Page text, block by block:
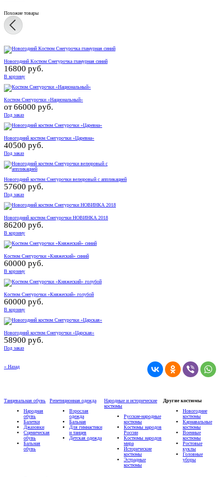
Похожие товары
Новогодний Костюм Снегурочка гламурная синий
16800 руб.
В корзину
Костюм Снегурочки «Национальный»
от66000 руб.
Под заказ
Новогодний костюм Снегурочки «Царевна»
40500 руб.
Под заказ
Новогодний костюм Снегурочки велюровый с аппликацией
57600 руб.
Под заказ
Новогодний костюм Снегурочки НОВИНКА 2018
86200 руб.
В корзину
Костюм Снегурочки «Княжеский» синий
60000 руб.
В корзину
Костюм Снегурочки «Княжеский» голубой
60000 руб.
В корзину
Новогодний костюм Снегурочки «Царская»
58900 руб.
Под заказ
« Назад
Танцевальная обувь
Народная
обувь
Балетки
Джазовки
Сценическая
обувь
Бальная
обувь
Репетиционная одежда
Взрослая
одежда
Бальная
Для гимнастики
и танцев
Детская одежда
Народные и исторические
костюмы
Русские-народные
костюмы
Костюмы народов
России
Костюмы народов
мира
Исторические
костюмы
Эстрадные
костюмы
Другие костюмы
Новогодние
костюмы
Карнавальные
костюмы
Военные
костюмы
Ростовые
куклы
Головные
уборы